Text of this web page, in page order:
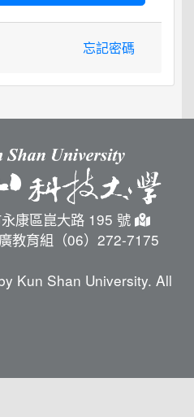
忘記密碼
康區崑大路 195 號
教育組（06）272-7175
Kun Shan University. All